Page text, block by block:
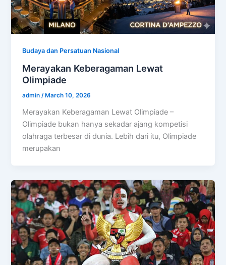
Budaya dan Persatuan Nasional
Merayakan Keberagaman Lewat
Olimpiade
admin/ March 10, 2026
Merayakan Keberagaman Lewat Olimpiade –
Olimpiade bukan hanya sekadar ajang kompetisi
olahraga terbesar di dunia. Lebih dari itu, Olimpiade
merupakan